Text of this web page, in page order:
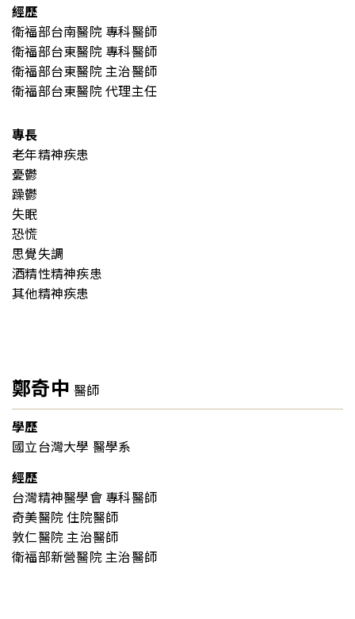
經歷
衛福部台南醫院 專科醫師
衛福部台東醫院 專科醫師
衛福部台東醫院 主治醫師
衛福部台東醫院 代理主任
專長
老年精神疾患
憂鬱
躁鬱
失眠
恐慌
思覺失調
酒精性精神疾患
其他精神疾患
鄭奇中 醫師
學歷
國立台灣大學 醫學系
經歷
台灣精神醫學會 專科醫師
奇美醫院 住院醫師
敦仁醫院 主治醫師
衛福部新營醫院 主治醫師